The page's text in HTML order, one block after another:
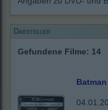
Darsteller
Gefundene Filme: 14